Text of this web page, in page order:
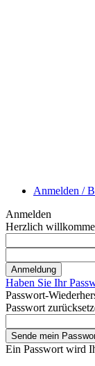
Anmelden /
Anmelden
Herzlich
Haben Sie Ihr
Passwort-
Passwort
Ein Passwort wird